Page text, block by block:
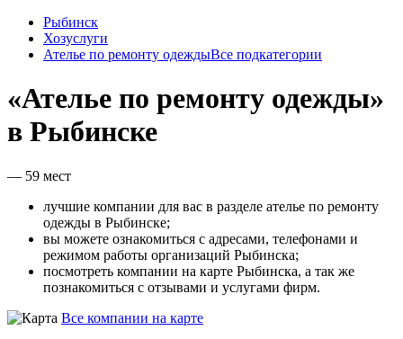
Рыбинск
Хозуслуги
Ателье по ремонту одеждыВсе подкатегории
«Ателье по ремонту одежды»
в Рыбинске
— 59 мест
лучшие компании для вас в разделе ателье по ремонту
одежды в Рыбинске;
вы можете ознакомиться с адресами, телефонами и
режимом работы организаций Рыбинска;
посмотреть компании на карте Рыбинска, а так же
познакомиться с отзывами и услугами фирм.
Все компании на карте